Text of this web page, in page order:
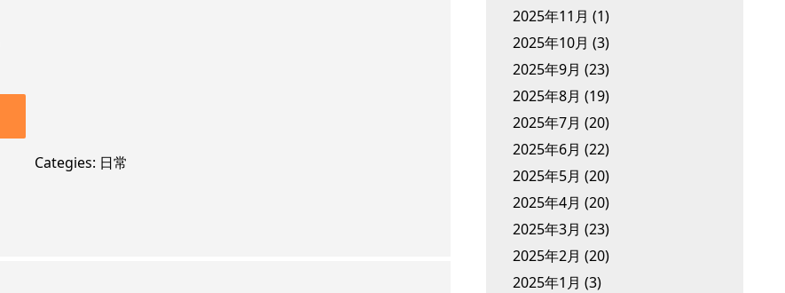
Categies 日常
2025年11月 (1)
2025年10月 (3)
2025年9月 (23)
2025年8月 (19)
2025年7月 (20)
2025年6月 (22)
2025年5月 (20)
2025年4月 (20)
2025年3月 (23)
2025年2月 (20)
2025年1月 (3)